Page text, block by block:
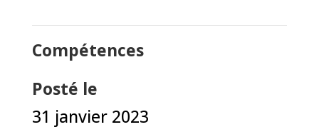
Compétences
Posté le
31 janvier 2023